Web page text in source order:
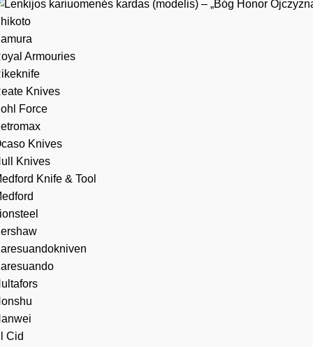
Armouries
Knives
Force
Knives
Knives
Knife & Tool
Cid